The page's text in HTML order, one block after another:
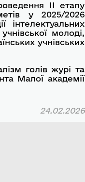
ІІ етапу
у 2025/2026
інтелектуальних
молоді,
учнівських
голів журі та
Малої академії
24.02.2026